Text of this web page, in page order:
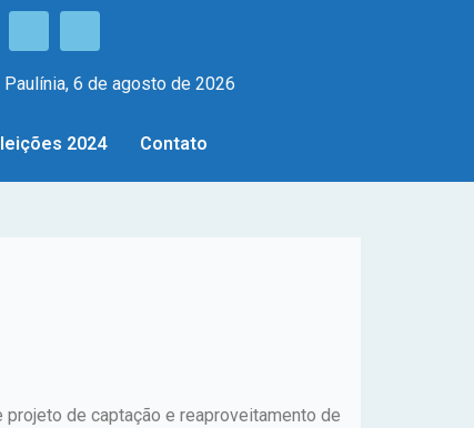
Paulínia, 6 de agosto de 2026
2024 Contato
de captação e reaproveitamento de